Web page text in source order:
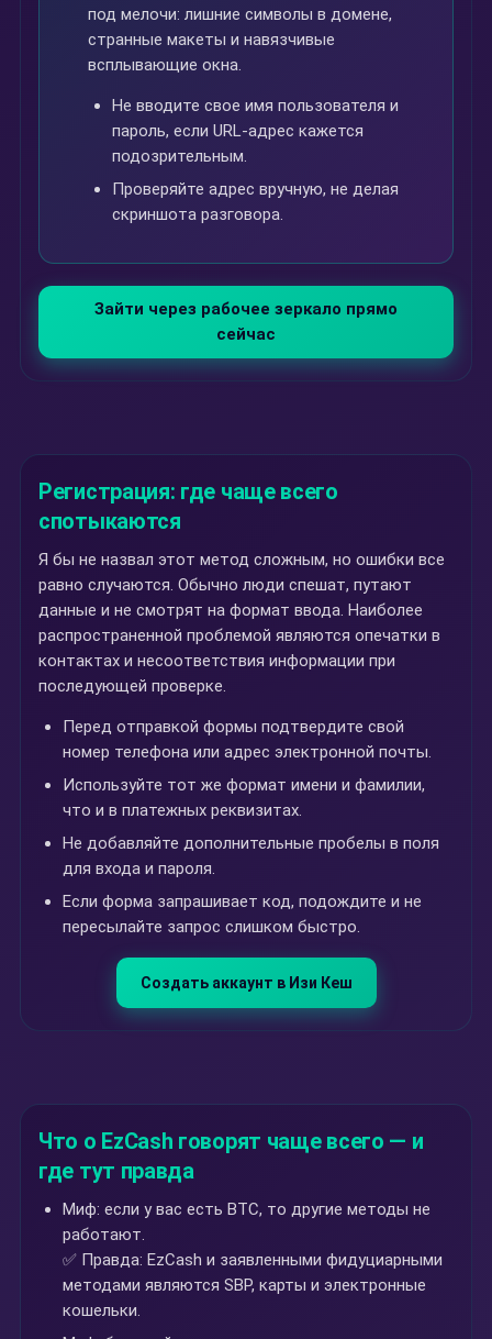
под мелочи: лишние символы в домене,
странные макеты и навязчивые
всплывающие окна.
Не вводите свое имя пользователя и
пароль, если URL-адрес кажется
подозрительным.
Проверяйте адрес вручную, не делая
скриншота разговора.
Зайти через рабочее зеркало прямо
сейчас
Регистрация: где чаще всего
спотыкаются
Я бы не назвал этот метод сложным, но ошибки все
равно случаются. Обычно люди спешат, путают
данные и не смотрят на формат ввода. Наиболее
распространенной проблемой являются опечатки в
контактах и несоответствия информации при
последующей проверке.
Перед отправкой формы подтвердите свой
номер телефона или адрес электронной почты.
Используйте тот же формат имени и фамилии,
что и в платежных реквизитах.
Не добавляйте дополнительные пробелы в поля
для входа и пароля.
Если форма запрашивает код, подождите и не
пересылайте запрос слишком быстро.
Создать аккаунт в Изи Кеш
Что о EzCash говорят чаще всего — и
где тут правда
Миф: если у вас есть BTC, то другие методы не
работают.
✅ Правда: EzCash и заявленными фидуциарными
методами являются SBP, карты и электронные
кошельки.